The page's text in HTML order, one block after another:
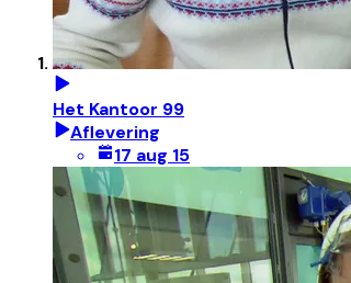
Het Kantoor 99
Aflevering
17 aug 15